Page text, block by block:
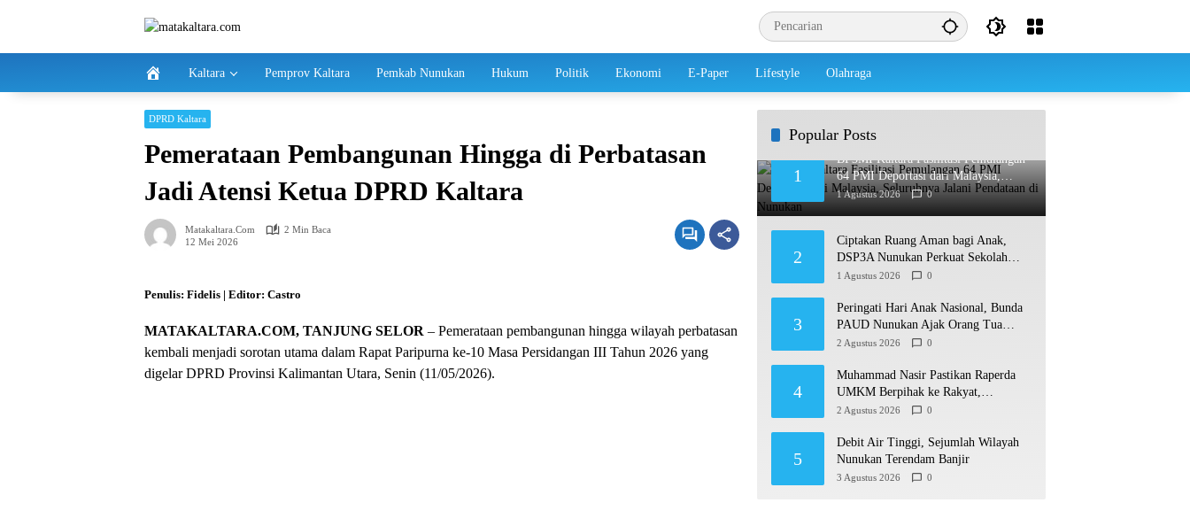
Kaltara Pemprov Kaltara Pemkab Nunukan Hukum Politik Ekonomi E-Paper Lifestyle Olahraga
DPRD Kaltara
Pemerataan Pembangunan Hingga di Perbatasan
Jadi Atensi Ketua DPRD Kaltara
Matakaltara.com
2 Min Baca
12 Mei 2026
Penulis: Fidelis | Editor: Castro
MATAKALTARA.COM, TANJUNG SELOR – Pemerataan pembangunan hingga wilayah perbatasan
kembali menjadi sorotan utama dalam Rapat Paripurna ke-10 Masa Persidangan III Tahun 2026 yang
digelar DPRD Provinsi Kalimantan Utara, Senin (11/05/2026).
Popular Posts
1
BP3MI Kaltara Fasilitasi Pemulangan
64 PMI Deportasi dari Malaysia,
Seluruhnya Jalani Pendataan di
1 Agustus 2026 0
2
Ciptakan Ruang Aman bagi Anak,
DSP3A Nunukan Perkuat Sekolah
Ramah Anak
1 Agustus 2026 0
3
Peringati Hari Anak Nasional, Bunda
PAUD Nunukan Ajak Orang Tua
Biasakan Anak Gemar Berolahraga
2 Agustus 2026 0
4
Muhammad Nasir Pastikan Raperda
UMKM Berpihak ke Rakyat,
Permudah Usaha hingga Perluas Pasar
2 Agustus 2026 0
5
Debit Air Tinggi, Sejumlah Wilayah
Nunukan Terendam Banjir
3 Agustus 2026 0